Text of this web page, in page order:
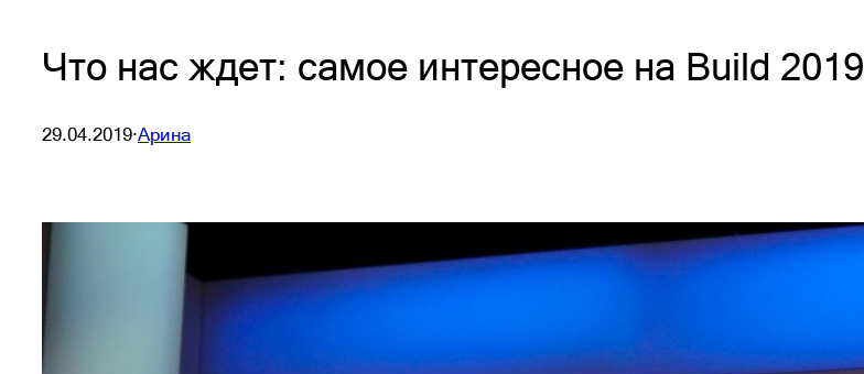
Что нас ждет: самое интересное на Build 2019
29.04.2019·Арина